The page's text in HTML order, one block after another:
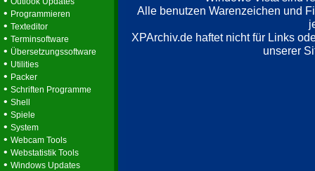
• Programmieren
• Texteditor
• Terminsoftware
• Übersetzungssoftware
• Utilities
• Packer
• Schriften Programme
• Shell
• Spiele
• System
• Webcam Tools
• Webstatistik Tools
• Windows Updates
Alle benutzen Warenzeichen und
XPArchiv.de haftet nicht für Links
unserer